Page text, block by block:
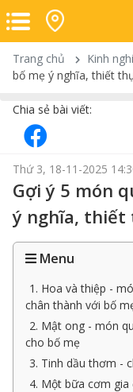
Trang chủ Kinh
bố mẹ ý nghĩa, thiết
Chia sẻ bài viết:
Thứ 3, 18-11-2025
Gợi ý 5 món
ý nghĩa, thiết
Menu
1. Hoa và thiệp -
chân thành với bố
2. Mật ong - món
cho bố mẹ
3. Tinh dầu thơm -
4. Một bữa cơm